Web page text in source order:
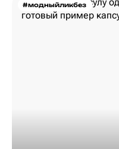
#модныйликбез